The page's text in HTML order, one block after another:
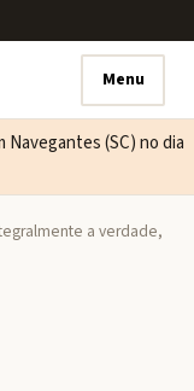
Menu
Navegantes (SC) no dia
a verdade,